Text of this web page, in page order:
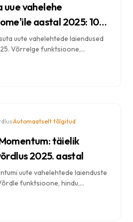
vahelehe
aastal 2025: 10
uute vahelehtede laiendused
Võrrelge funktsioone,
asendaja.
·Automaatselt tõlgitud
täielik
2025. aastal
uute vahelehtede laienduste
funktsioone, hindu,